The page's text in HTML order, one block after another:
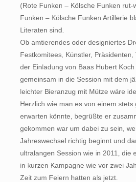
(Rote Funken – Kölsche Funken
Funken – Kölsche Funken Artillerie
Literaten sind.
Ob amtierendes oder designiertes
Festkomitees, Künstler,
der Einladung von Baas Hubert
gemeinsam in die Session mit dem
leichter Bieranzug mit Mütze wäre
Herzlich wie man es von einem
erwarten könnte, begrüßte er
gekommen war um dabei zu sein,
Jahreswechsel richtig beginnt und
ultralangen Session wie in 2011, die
in kurzen Kampagne wie vor zwei
Zeit zum Feiern hatten als jetzt.